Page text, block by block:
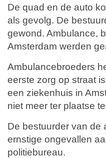
De quad en de auto
als gevolg. De
gewond. Ambulance,
Amsterdam werden
Ambulancebroeders
eerste zorg op straat
een ziekenhuis in
niet meer ter plaatse
De bestuurder van de
ernstige ongevallen
politiebureau.